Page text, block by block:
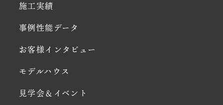
施工実績
事例性能データ
お客様インタビュー
モデルハウス
見学会＆イベント